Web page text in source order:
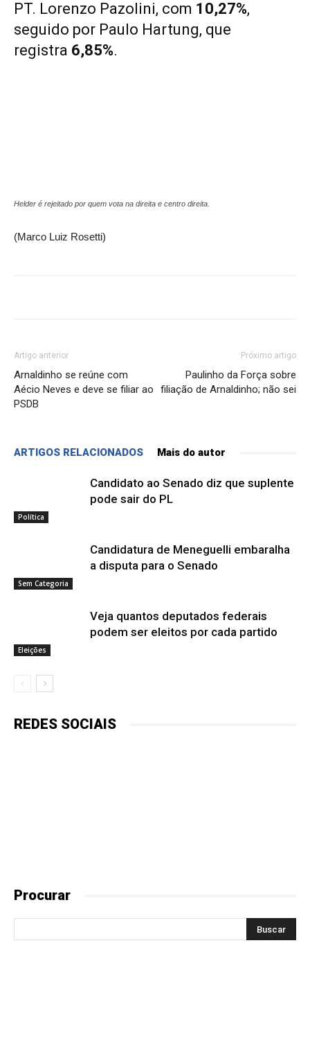
PT. Lorenzo Pazolini, com 10,27%,
seguido por Paulo Hartung, que
registra 6,85%.
Helder é rejeitado por quem vota na direita e centro direita.
(Marco Luiz Rosetti)
Artigo anterior
Arnaldinho se reúne com
Aécio Neves e deve se filiar ao
PSDB
Próximo artigo
Paulinho da Força sobre
filiação de Arnaldinho; não sei
ARTIGOS RELACIONADOS Mais do autor
Política
Candidato ao Senado diz que suplente
pode sair do PL
Sem Categoria
Candidatura de Meneguelli embaralha
a disputa para o Senado
Eleições
Veja quantos deputados federais
podem ser eleitos por cada partido
REDES SOCIAIS
Procurar